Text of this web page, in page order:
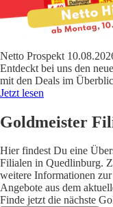
Netto Prospekt
Entdeckt bei uns den
mit den Deals im
Jetzt lesen
Goldmeister
Hier findest Du eine
Filialen in Quedlinburg.
weitere Informationen
Angebote aus dem
Finde jetzt die nächste